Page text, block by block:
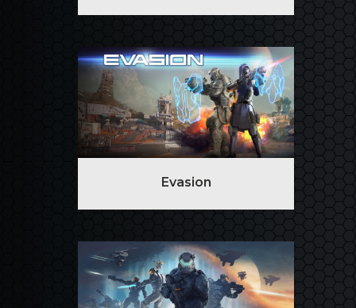
Evasion